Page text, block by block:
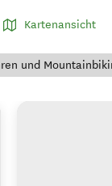
Kartenansicht
und